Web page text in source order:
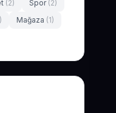
(2) Spor (2)
Mağaza (1)